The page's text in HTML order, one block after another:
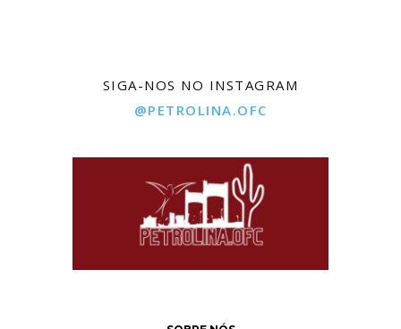
SIGA-NOS NO INSTAGRAM
@PETROLINA.OFC